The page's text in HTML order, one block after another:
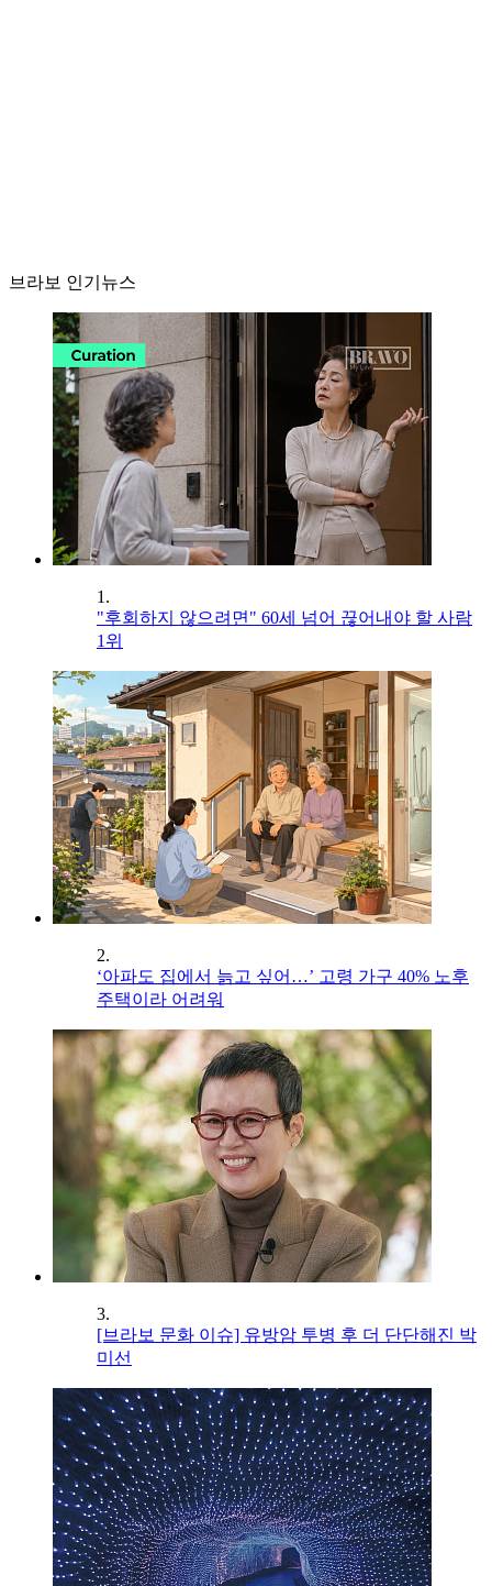
브라보 인기뉴스
1.
"후회하지 않으려면" 60세 넘어 끊어내야 할 사람
1위
2.
‘아파도 집에서 늙고 싶어…’ 고령 가구 40% 노후
주택이라 어려워
3.
[브라보 문화 이슈] 유방암 투병 후 더 단단해진 박
미선